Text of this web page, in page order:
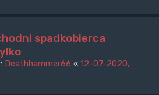
spadkobierca
Deathhammer66 « 12-07-2020,